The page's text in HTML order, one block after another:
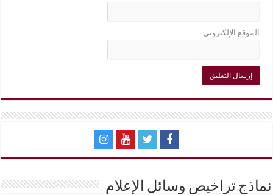
الموقع الإلكتروني
نماذج تراخيص وسائل الإعلام